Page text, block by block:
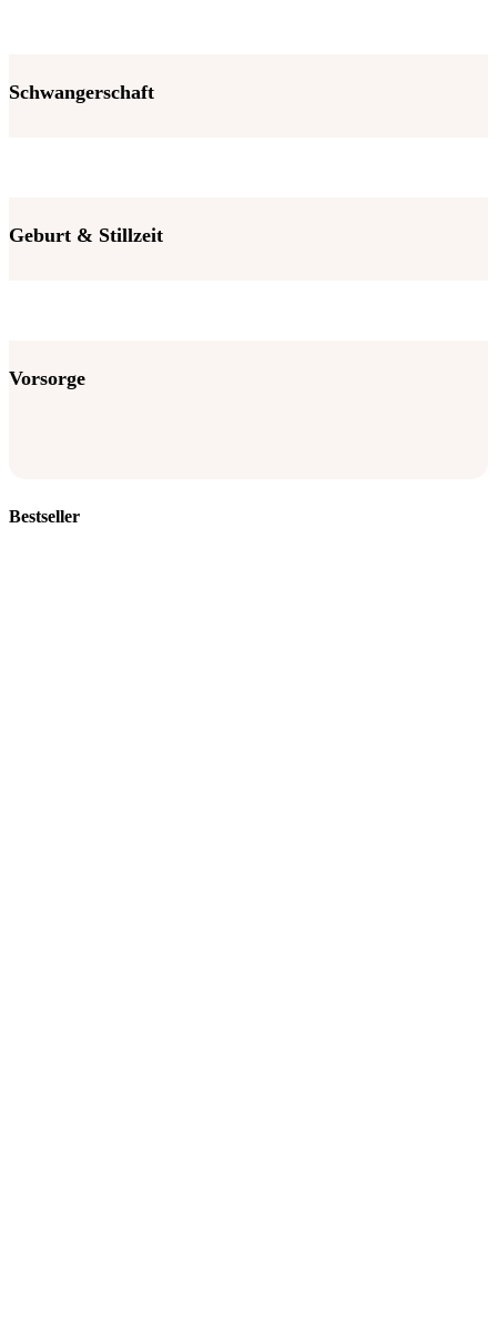
Schwangerschaft
Geburt & Stillzeit
Vorsorge
Bestseller